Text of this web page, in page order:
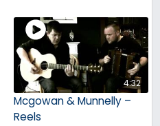
4:32
Mcgowan & Munnelly –
Reels